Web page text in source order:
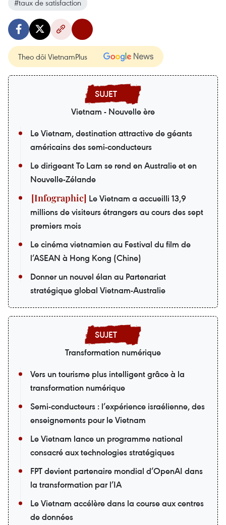
#taux de satisfaction
Theo dõi VietnamPlus
Vietnam - Nouvelle ère
Le Vietnam, destination attractive de géants
américains des semi-conducteurs
Le dirigeant To Lam se rend en Australie et en
Nouvelle-Zélande
Le Vietnam a accueilli 13,9
millions de visiteurs étrangers au cours des sept
premiers mois
Le cinéma vietnamien au Festival du film de
l’ASEAN à Hong Kong (Chine)
Donner un nouvel élan au Partenariat
stratégique global Vietnam-Australie
Transformation numérique
Vers un tourisme plus intelligent grâce à la
transformation numérique
Semi-conducteurs : l’expérience israélienne, des
enseignements pour le Vietnam
Le Vietnam lance un programme national
consacré aux technologies stratégiques
FPT devient partenaire mondial d’OpenAI dans
la transformation par l’IA
Le Vietnam accélère dans la course aux centres
de données